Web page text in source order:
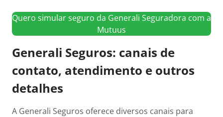
Quero simular seguro da Generali Seguradora com a
Mutuus
Generali Seguros: canais de
contato, atendimento e outros
detalhes
A Generali Seguros oferece diversos canais para